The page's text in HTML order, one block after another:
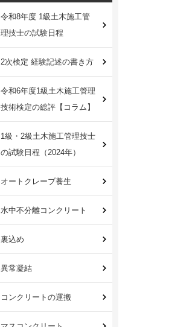
令和8年度 1級土木施工管
理技士の試験日程
2次検定 経験記述の書き方
令和6年度1級土木施工管理
技術検定の総評【コラム】
1級・2級土木施工管理技士
の試験日程（2024年）
オートクレーブ養生
水中不分離コンクリート
裏込め
異常凝結
コンクリートの運搬